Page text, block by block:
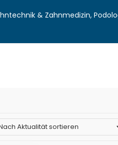
& Zahnmedizin,